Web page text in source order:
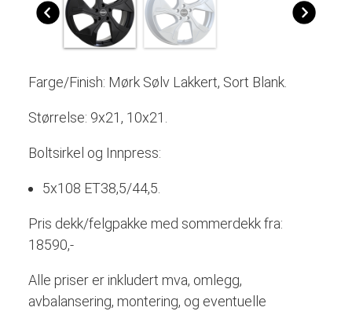
Farge/Finish: Mørk Sølv Lakkert, Sort Blank.
Størrelse: 9x21, 10x21.
Boltsirkel og Innpress:
5x108 ET38,5/44,5.
Pris dekk/felgpakke med sommerdekk fra:
18590,-
Alle priser er inkludert mva, omlegg,
avbalansering, montering, og eventuelle